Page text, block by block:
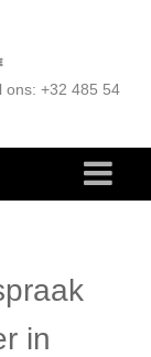
ons: +32 485 54
in